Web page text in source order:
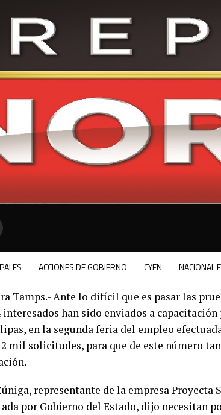
ACCIONES DE GOBIERNO CYEN NACIONAL
Tamps.- Ante lo difícil que es pasar las
interesados han sido enviados a
en la segunda feria del empleo
mil solicitudes, para que de este número
representante de la empresa Proyecta
por Gobierno del Estado, dijo necesitan